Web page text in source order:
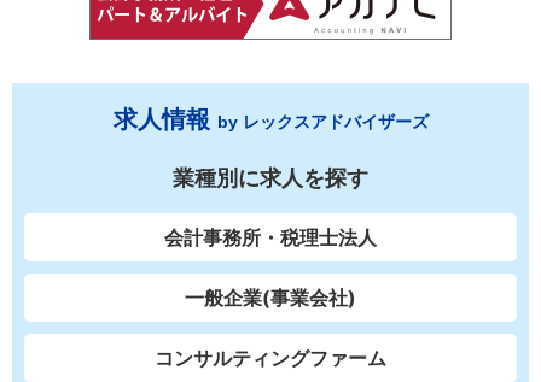
求人情報 by レックスアドバイザーズ
業種別に求人を探す
会計事務所・税理士法人
一般企業(事業会社)
コンサルティングファーム